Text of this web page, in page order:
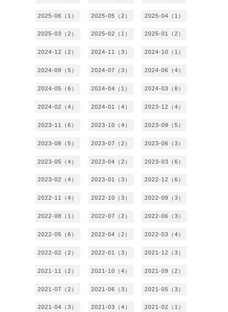
2025-06（1） 2025-05（2） 2025-04（1）
2025-03（2） 2025-02（1） 2025-01（2）
2024-12（2） 2024-11（3） 2024-10（1）
2024-09（5） 2024-07（3） 2024-06（4）
2024-05（6） 2024-04（1） 2024-03（6）
2024-02（4） 2024-01（4） 2023-12（4）
2023-11（6） 2023-10（4） 2023-09（5）
2023-08（5） 2023-07（2） 2023-06（3）
2023-05（4） 2023-04（2） 2023-03（6）
2023-02（4） 2023-01（3） 2022-12（6）
2022-11（4） 2022-10（3） 2022-09（3）
2022-08（1） 2022-07（2） 2022-06（3）
2022-05（6） 2022-04（2） 2022-03（4）
2022-02（2） 2022-01（3） 2021-12（3）
2021-11（2） 2021-10（4） 2021-09（2）
2021-07（2） 2021-06（3） 2021-05（3）
2021-04（3） 2021-03（4） 2021-02（1）